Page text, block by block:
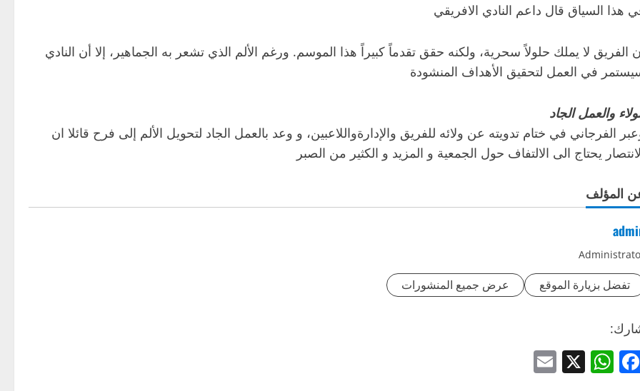
هذا السياق قال داعم النادي الافريقي
الفريق لا يملك حلولاً سحرية، ولكنه حقق تقدماً كبيراً هذا الموسم. ورغم الألم الذي تشعر به الجماهير، إلا أن النادي
في العمل لتحقيق الأهداف المنشودة
والعمل الجاد
الفرجاني في ختام تدويته عن ولائه للفريق والإدارةواللاعبين، و وعد بالعمل الجاد لتحويل الألم إلى فرح قائلا ان
يحتاج الى الالتفاف حول الجمعية و المزيد و الكثير من الصبر
المؤلف
تفضل بزيارة الموقع عرض جميع المنشورات
Facebook
WhatsApp
X